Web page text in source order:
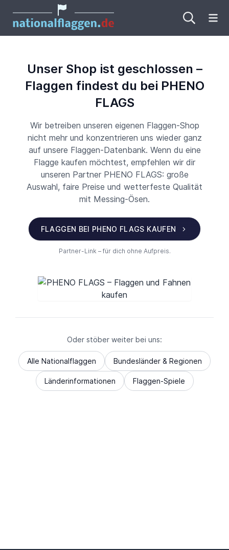
Unser Shop ist geschlossen –
Flaggen findest du bei PHENO
FLAGS
Wir betreiben unseren eigenen Flaggen-Shop
nicht mehr und konzentrieren uns wieder ganz
auf unsere Flaggen-Datenbank. Wenn du eine
Flagge kaufen möchtest, empfehlen wir dir
unseren Partner PHENO FLAGS: große
Auswahl, faire Preise und wetterfeste Qualität
mit Messing-Ösen.
FLAGGEN BEI PHENO FLAGS KAUFEN
Partner-Link – für dich ohne Aufpreis.
Oder stöber weiter bei uns:
Alle Nationalflaggen Bundesländer & Regionen
Länderinformationen Flaggen-Spiele